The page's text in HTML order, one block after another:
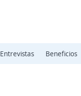
Entrevistas Beneficios